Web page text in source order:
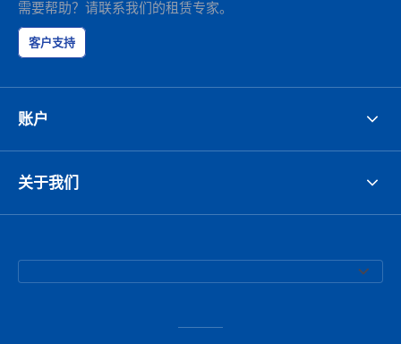
需要帮助？请联系我们的租赁专家。
客户支持
账户
关于我们